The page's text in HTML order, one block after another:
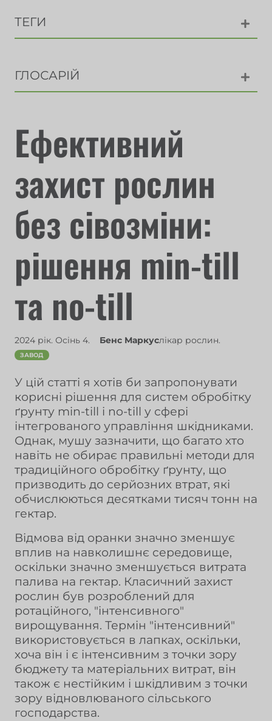
ТЕГИ
ГЛОСАРІЙ
Ефективний
захист рослин
без сівозміни:
рішення min-till
та no-till
2024 рік. Осінь 4. Бенс Маркуслікар рослин.
ЗАВОД
У цій статті я хотів би запропонувати
корисні рішення для систем обробітку
ґрунту min-till і no-till у сфері
інтегрованого управління шкідниками.
Однак, мушу зазначити, що багато хто
навіть не обирає правильні методи для
традиційного обробітку ґрунту, що
призводить до серйозних втрат, які
обчислюються десятками тисяч тонн на
гектар.
Відмова від оранки значно зменшує
вплив на навколишнє середовище,
оскільки значно зменшується витрата
палива на гектар. Класичний захист
рослин був розроблений для
ротаційного, "інтенсивного"
вирощування. Термін "інтенсивний"
використовується в лапках, оскільки,
хоча він і є інтенсивним з точки зору
бюджету та матеріальних витрат, він
також є нестійким і шкідливим з точки
зору відновлюваного сільського
господарства.